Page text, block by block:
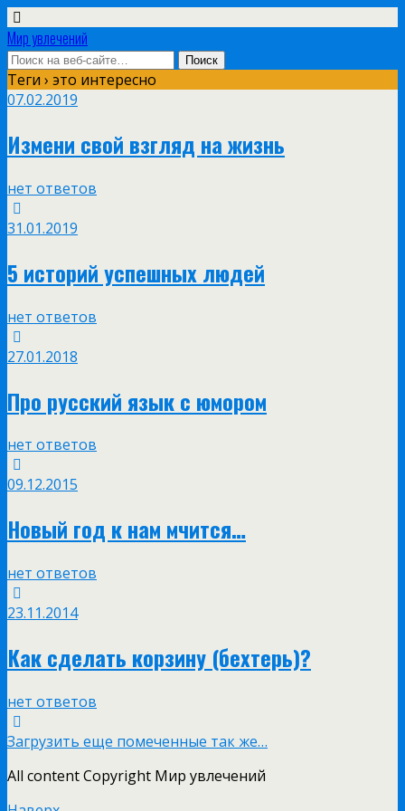
Мир увлечений
Теги › это интересно
07.02.2019
Измени свой взгляд на жизнь
нет ответов
31.01.2019
5 историй успешных людей
нет ответов
27.01.2018
Про русский язык с юмором
нет ответов
09.12.2015
Новый год к нам мчится…
нет ответов
23.11.2014
Как сделать корзину (бехтерь)?
нет ответов
Загрузить еще помеченные так же…
All content Copyright Мир увлечений